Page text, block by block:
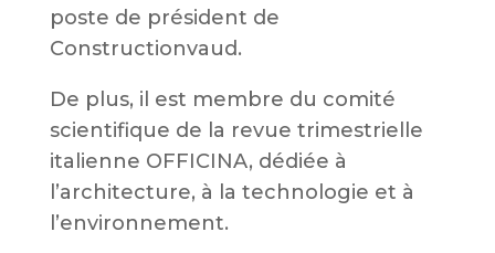
poste de président de
Constructionvaud.
De plus, il est membre du comité
scientifique de la revue trimestrielle
italienne OFFICINA, dédiée à
l’architecture, à la technologie et à
l’environnement.